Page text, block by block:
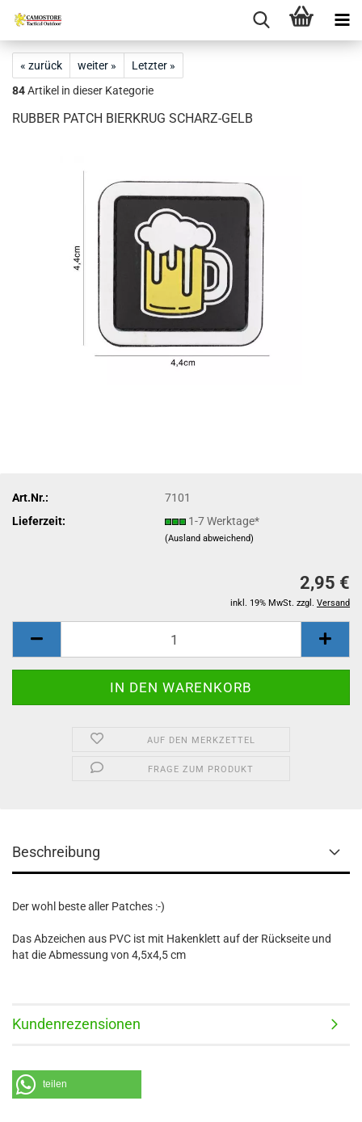
« zurück weiter »
Letzter »
84Artikel in dieser Kategorie
RUBBER PATCH BIERKRUG SCHARZ-GELB
Art.Nr.:
7101
Lieferzeit:
1-7 Werktage*
(Ausland abweichend)
2,95 €
inkl. 19% MwSt. zzgl. Versand
AUF DEN MERKZETTEL
FRAGE ZUM PRODUKT
Beschreibung
Der wohl beste aller Patches :-)
Das Abzeichen aus PVC ist mit Hakenklett auf der Rückseite und
hat die Abmessung von 4,5x4,5 cm
Kundenrezensionen
teilen